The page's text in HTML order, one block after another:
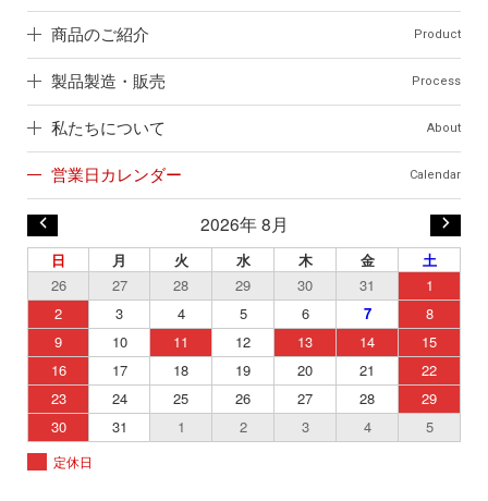
商品のご紹介 Product
製品製造・販売 Process
私たちについて About
営業日カレンダー Calendar
2026年 8月
日 月 火 水 木 金
土
26
27 28 29 30 31
1
2
3 4 5 6 7
8
9
10 11 12 13 14
15
16
17 18 19 20 21
22
23
24 25 26 27 28
29
30
31 1 2 3 4 5
定休日